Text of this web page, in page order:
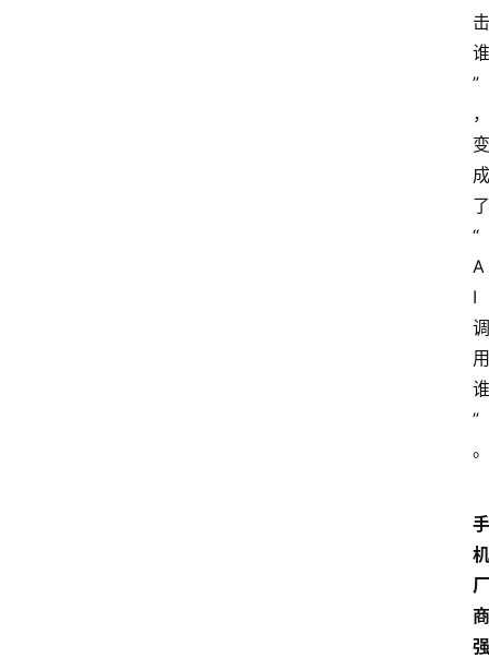
击
谁
”
，
变
成
了
“
A
I
调
用
谁
”
。
手
机
厂
商
强